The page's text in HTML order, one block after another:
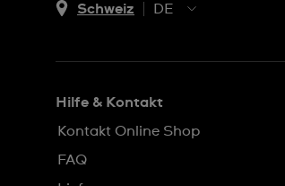
Schweiz
DE
DE
IT
FR
Hilfe & Kontakt
Kontakt Online Shop
FAQ